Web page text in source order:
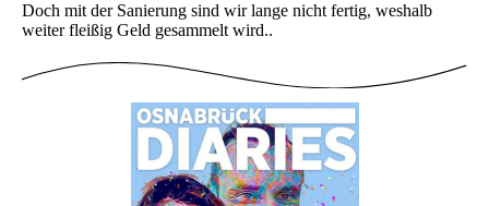
Doch mit der Sanierung sind wir lange nicht fertig, weshalb
weiter fleißig Geld gesammelt wird..